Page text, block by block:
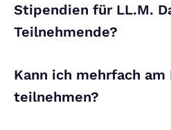
Stipendien für LL.M.
Teilnehmende?
Kann ich mehrfach am
teilnehmen?